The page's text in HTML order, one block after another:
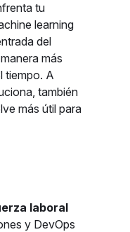
tu
learning
del
más
tiempo. A
también
más útil para
laboral
y DevOps